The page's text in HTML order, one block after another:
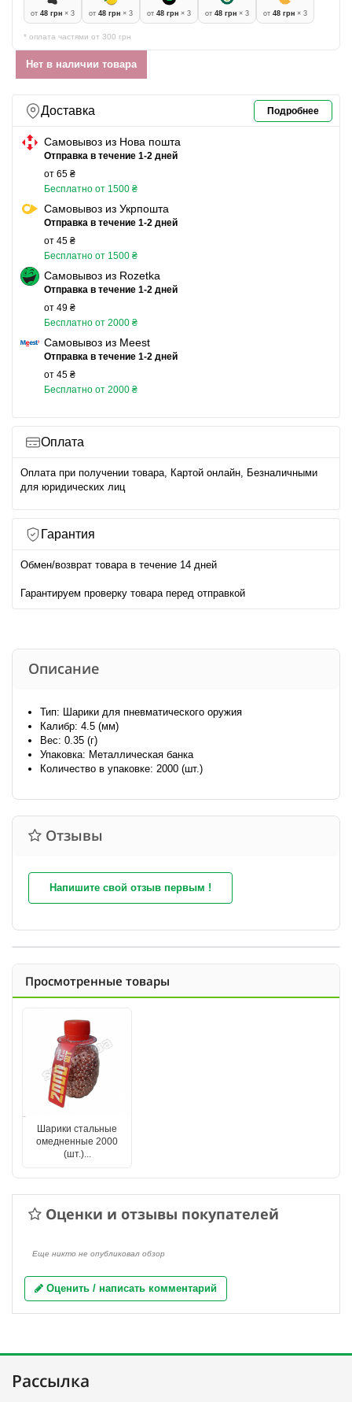
от 48 грн × 3 от 48 грн × 3 от 48 грн × 3 от 48 грн × 3 от 48 грн × 3
* оплата частями от 300 грн
Нет в наличии товара
Доставка Подробнее
Самовывоз из Нова пошта
Отправка в течение 1-2 дней
от 65 ₴
Бесплатно от 1500 ₴
Самовывоз из Укрпошта
Отправка в течение 1-2 дней
от 45 ₴
Бесплатно от 1500 ₴
Самовывоз из Rozetka
Отправка в течение 1-2 дней
от 49 ₴
Бесплатно от 2000 ₴
Самовывоз из Meest
Отправка в течение 1-2 дней
от 45 ₴
Бесплатно от 2000 ₴
Оплата
Оплата при получении товара, Картой онлайн, Безналичными
для юридических лиц
Гарантия
Обмен/возврат товара в течение 14 дней
Гарантируем проверку товара перед отправкой
Описание
Тип: Шарики для пневматического оружия
Калибр: 4.5 (мм)
Вес: 0.35 (г)
Упаковка: Металлическая банка
Количество в упаковке: 2000 (шт.)
Отзывы
Напишите свой отзыв первым !
Просмотренные товары
Шарики стальные
омедненные 2000
(шт.)...
Оценки и отзывы покупателей
Еще никто не опубликовал обзор
Оценить / написать комментарий
Рассылка